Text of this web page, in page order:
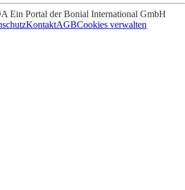
Ein Portal der Bonial International GmbH
KontaktAGBCookies verwalten